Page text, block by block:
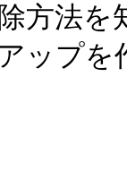
方法
ップ